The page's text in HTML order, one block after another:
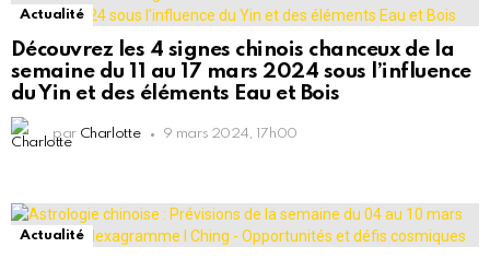
Actualité
Découvrez les 4 signes chinois chanceux de la
semaine du 11 au 17 mars 2024 sous l’influence
du Yin et des éléments Eau et Bois
par Charlotte 9 mars 2024, 17h00
Actualité